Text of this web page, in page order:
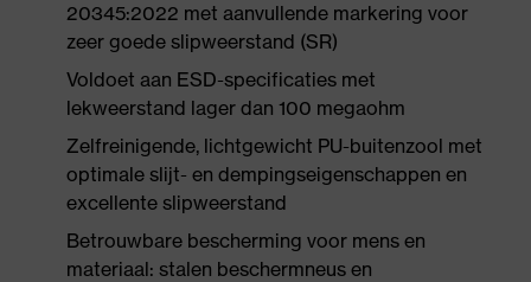
20345:2022 met aanvullende markering voor
zeer goede slipweerstand (SR)
Voldoet aan ESD-specificaties met
lekweerstand lager dan 100 megaohm
Zelfreinigende, lichtgewicht PU-buitenzool met
optimale slijt- en dempingseigenschappen en
excellente slipweerstand
Betrouwbare bescherming voor mens en
materiaal: stalen beschermneus en